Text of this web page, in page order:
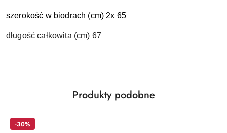
szerokość w biodrach (cm) 2x 65
długość całkowita (cm) 67
Pomiń karuzelę produktów
Produkty
Produkty podobne
-30%